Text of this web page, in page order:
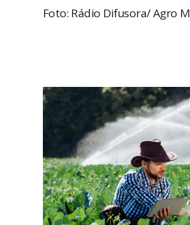
Foto: Rádio Difusora/ Agro